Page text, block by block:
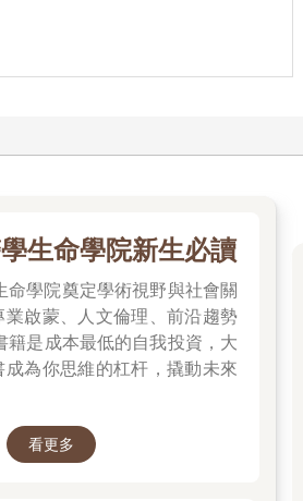
了第六區。如果可以撐8 分鐘以上，
提升粒線體功能、增加粒線體數目、
酸、增長壽命的運動強度。我們的骨
提出的超慢跑，最近在日本非常受到
跑步，速度幾乎和走路一樣慢，但運
跑步時可以輕鬆地和旁人聊天，而且保
發就是超慢跑的愛好者，他還說「最
時都透過超慢跑來訓練，讓比賽成績
可能用更慢的速度就可達到訓練效
來解釋，就非常清楚了。因為第二區
生命學院新生必讀
命學院奠定學術視野與社會關
業啟蒙、人文倫理、前沿趨勢
籍是成本最低的自我投資，大
為你思維的杠杆，撬動未來
看更多